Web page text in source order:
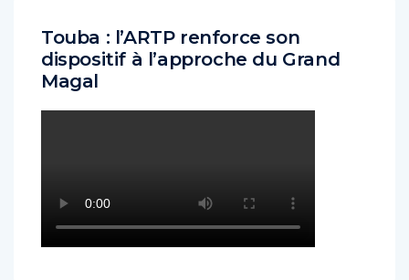
Touba : l’ARTP renforce son
dispositif à l’approche du Grand
Magal